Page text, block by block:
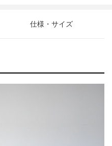
仕様・サイズ